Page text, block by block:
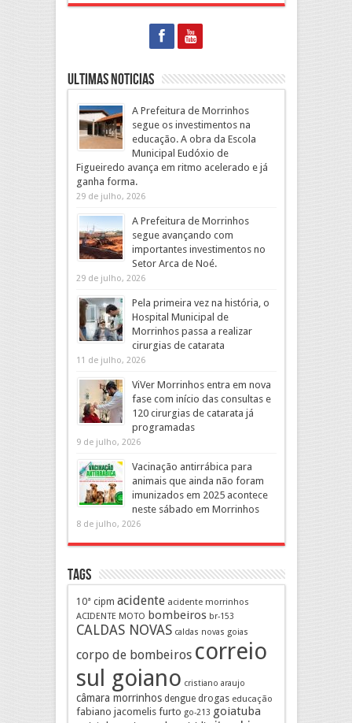
Ultimas Noticias
A Prefeitura de Morrinhos
segue os investimentos na
educação. A obra da Escola
Municipal Eudóxio de
Figueiredo avança em ritmo acelerado e já
ganha forma.
29 de julho, 2026
A Prefeitura de Morrinhos
segue avançando com
importantes investimentos no
Setor Arca de Noé.
29 de julho, 2026
Pela primeira vez na história, o
Hospital Municipal de
Morrinhos passa a realizar
cirurgias de catarata
11 de julho, 2026
ViVer Morrinhos entra em nova
fase com início das consultas e
120 cirurgias de catarata já
programadas
9 de julho, 2026
Vacinação antirrábica para
animais que ainda não foram
imunizados em 2025 acontece
neste sábado em Morrinhos
8 de julho, 2026
Tags
10ª cipm acidente acidente morrinhos
ACIDENTE MOTO bombeiros br-153
CALDAS NOVAS caldas novas goias
corpo de bombeiros correio
sul goiano cristiano araujo
câmara morrinhos dengue drogas educação
fabiano jacomelis furto go-213 goiatuba